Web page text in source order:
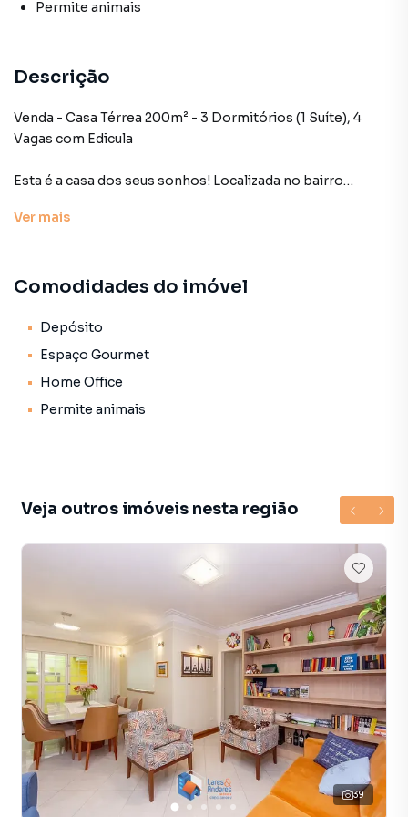
Permite animais
Descrição
Venda - Casa Térrea 200m² - 3 Dormitórios (1 Suíte), 4
Vagas com Edicula
Esta é a casa dos seus sonhos! Localizada no bairro
térrea de 200m² oferece todo o conforto e praticidade
de vida e bem-estar.
São 3 dormitórios, sendo uma suíte com armários
embutidos, além de 3 banheiros para garantir total
espaçosos, com excelente aproveitamento de luz natural,
criando um ambiente acolhedor e agradável. A casa possui
A sala ampla para dois ambientes é ideal para acomodar
sua família e amigos com conforto. O ambiente, que conta
integrados, com o máximo de praticidade. A cozinha
espaçosa também conta com armários embutidos,
oferecendo bastante espaço para organização e
praticidade no dia a dia.
Além disso, o imóvel conta com uma edícula de
aproximadamente 55m², composta por sala, cozinha, 1
dormitório e banheiro, que pode ser utilizada como um
espaço independente para hóspedes, home office, ou até
mesmo como uma área de lazer adicional. Uma ótima
opção para quem busca mais espaço e privacidade.
A área externa é um show à parte: um quintal grande,
Ver mais
Comodidades do imóvel
Depósito
Espaço Gourmet
Home Office
Permite animais
Veja outros imóveis nesta região
39